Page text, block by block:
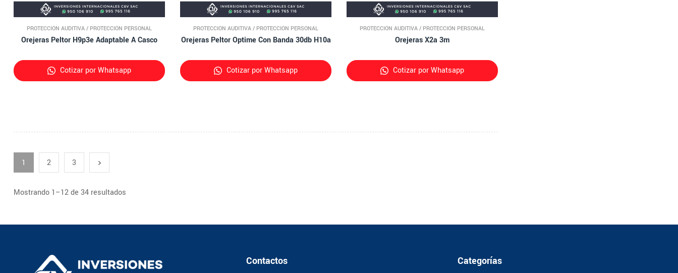
PROTECCIÓN AUDITIVA / PROTECCIÓN PERSONAL
Orejeras Peltor H9p3e Adaptable A Casco
Cotizar por Whatsapp
PROTECCIÓN AUDITIVA / PROTECCIÓN PERSONAL
Orejeras Peltor Optime Con Banda 30db H10a
Cotizar por Whatsapp
PROTECCIÓN AUDITIVA / PROTECCIÓN PERSONAL
Orejeras X2a 3m
Cotizar por Whatsapp
1 2 3
Mostrando 1–12 de 34 resultados
Contactos Categorías